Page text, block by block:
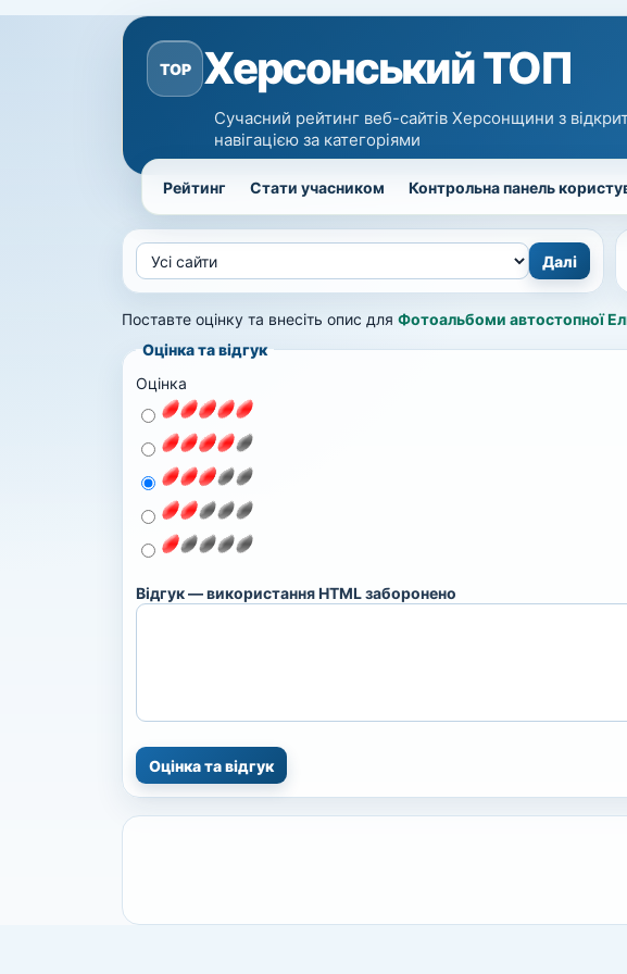
TOP Херсонський ТОП
Сучасний рейтинг веб-сайтів Херсонщини з
навігацією за категоріями
Рейтинг Стати учасником Контрольна панель
Поставте оцінку та внесіть опис для Фотоальбоми автостопної
Оцінка та відгук
Оцінка
Відгук — використання HTML заборонено